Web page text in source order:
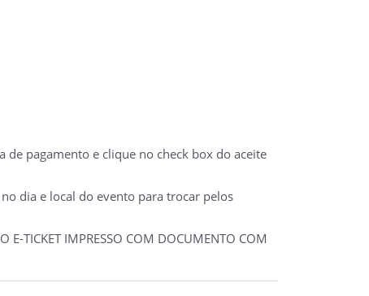
pagamento e clique no check box do aceite
dia e local do evento para trocar pelos
E-TICKET IMPRESSO COM DOCUMENTO COM